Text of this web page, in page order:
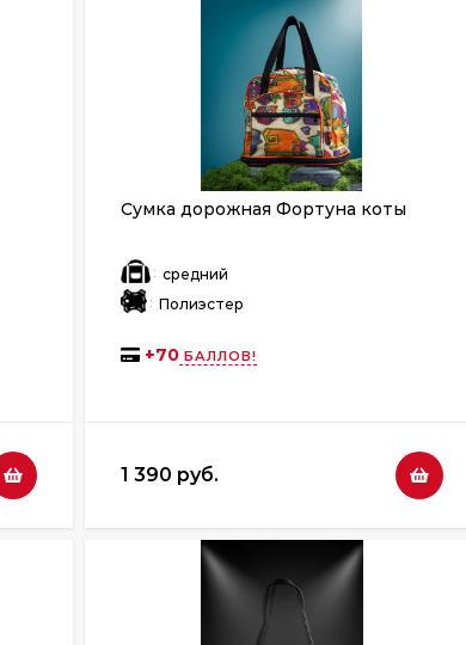
Сумка дорожная Фортуна коты
: средний
: Полиэстер
+70 БАЛЛОВ!
1 390 руб.